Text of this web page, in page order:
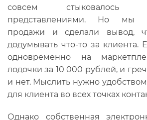
совсем
представлениями. Но мы
продажи и сделали вывод,
додумывать что-то за клиента.
одновременно на
лодочки за 10 000 рублей, и
и нет. Мыслить нужно
для клиента во всех точках
Однако собственная